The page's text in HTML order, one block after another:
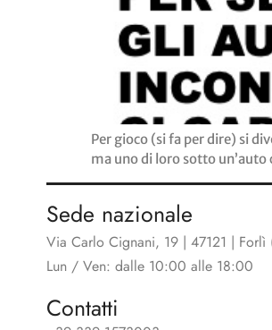
Per gioco (si fa per dire) si
ma uno di loro sotto
Sede nazionale
Via Carlo Cignani, 19 | 47121 | Forlì
Lun / Ven: dalle 10:00 alle 18:00
Contatti